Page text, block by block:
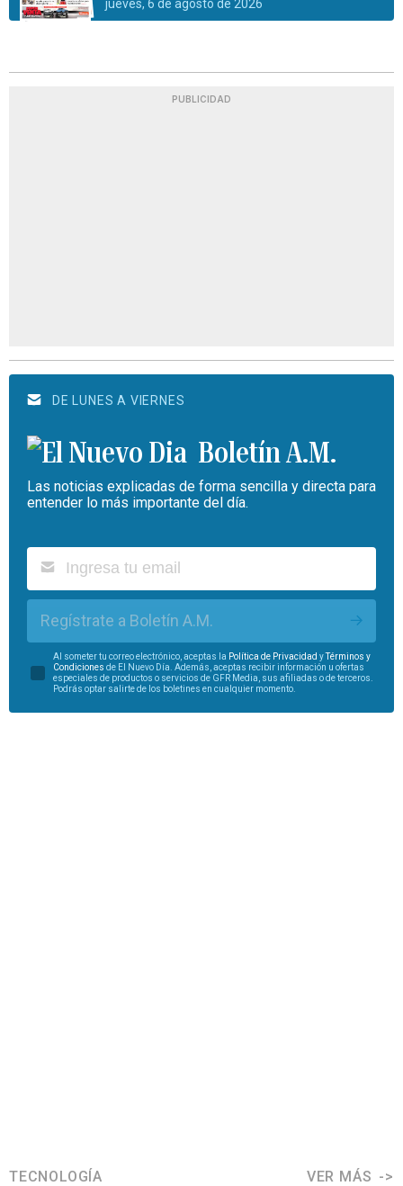
jueves, 6 de agosto de 2026
PUBLICIDAD
DE LUNES A VIERNES
Boletín A.M.
Las noticias explicadas de forma sencilla y directa para
entender lo más importante del día.
Regístrate a Boletín A.M.
Al someter tu correo electrónico, aceptas la Política de Privacidad yTérminos y
Condiciones de El Nuevo Día. Además, aceptas recibir información u ofertas
especiales de productos o servicios de GFR Media, sus afiliadas o de terceros.
Podrás optar salirte de los boletines en cualquier momento.
TECNOLOGÍA VER MÁS